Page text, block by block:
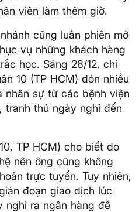
viên làm thêm giờ.
cũng luân phiên mở
vụ những khách hàng
học. Sáng 28/12, chi
10 (TP HCM) đón nhiều
nhân sự từ các bệnh viện
tranh thủ ngày nghỉ đến
TP HCM) cho biết do
nên ông cũng không
trực tuyến. Tuy nhiên,
đoạn giao dịch lúc
nghỉ ra ngân hàng để